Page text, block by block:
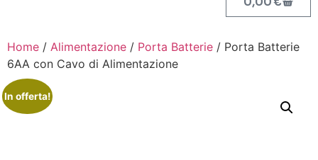
Home / Alimentazione / Porta Batterie / Porta Batterie
6AA con Cavo di Alimentazione
In offerta!